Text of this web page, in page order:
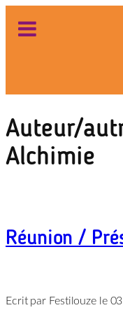
Auteur/
Alchimie
Réunion /
Ecrit par Festilouze le